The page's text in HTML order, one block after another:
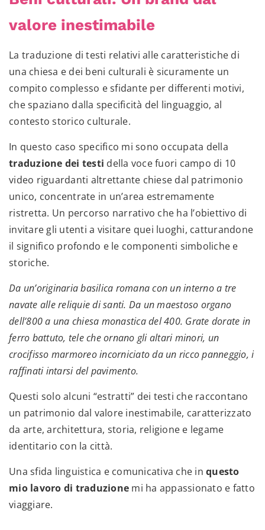
valore inestimabile
La traduzione di testi relativi alle caratteristiche di
una chiesa e dei beni culturali è sicuramente un
compito complesso e sfidante per differenti motivi,
che spaziano dalla specificità del linguaggio, al
contesto storico culturale.
In questo caso specifico mi sono occupata della
traduzione dei testi della voce fuori campo di 10
video riguardanti altrettante chiese dal patrimonio
unico, concentrate in un’area estremamente
ristretta. Un percorso narrativo che ha l’obiettivo di
invitare gli utenti a visitare quei luoghi, catturandone
il significo profondo e le componenti simboliche e
storiche.
Da un’originaria basilica romana con un interno a tre
navate alle reliquie di santi. Da un maestoso organo
dell’800 a una chiesa monastica del 400. Grate dorate in
ferro battuto, tele che ornano gli altari minori, un
crocifisso marmoreo incorniciato da un ricco panneggio, i
raffinati intarsi del pavimento.
Questi solo alcuni “estratti” dei testi che raccontano
un patrimonio dal valore inestimabile, caratterizzato
da arte, architettura, storia, religione e legame
identitario con la città.
Una sfida linguistica e comunicativa che in questo
mio lavoro di traduzione mi ha appassionato e fatto
viaggiare.